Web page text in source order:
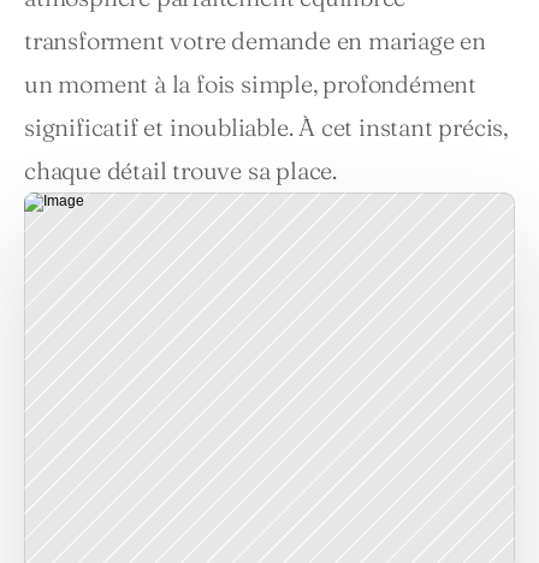
transforment votre demande en mariage en
un moment à la fois simple, profondément
significatif et inoubliable. À cet instant précis,
chaque détail trouve sa place.